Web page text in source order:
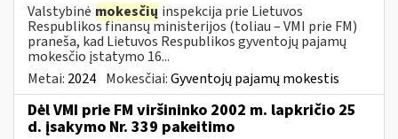
Valstybinė mokesčių inspekcija prie Lietuvos
Respublikos finansų ministerijos (toliau – VMI prie FM)
praneša, kad Lietuvos Respublikos gyventojų pajamų
mokesčio įstatymo 16...
Metai: 2024 Mokesčiai:Gyventojų pajamų mokestis
Dėl VMI prie FM viršininko 2002 m. lapkričio 25
d. įsakymo Nr. 339 pakeitimo